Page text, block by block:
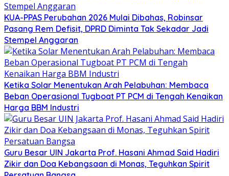
KUA-PPAS Perubahan 2026 Mulai Dibahas, Robinsar
Pasang Rem Defisit, DPRD Diminta Tak Sekadar Jadi
Stempel Anggaran
Ketika Solar Menentukan Arah Pelabuhan: Membaca
Beban Operasional Tugboat PT PCM di Tengah Kenaikan
Harga BBM Industri
Guru Besar UIN Jakarta Prof. Hasani Ahmad Said Hadiri
Zikir dan Doa Kebangsaan di Monas, Teguhkan Spirit